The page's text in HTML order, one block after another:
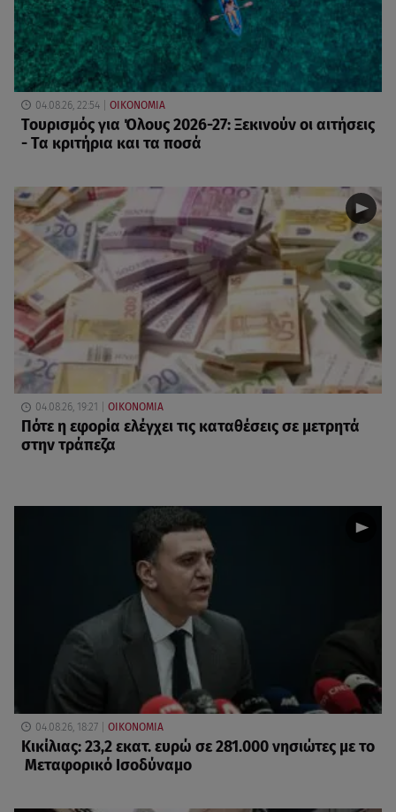
04.08.26, 22:54 ΟΙΚΟΝΟΜΙΑ
Τουρισμός για Όλους 2026-27: Ξεκινούν οι αιτήσεις
- Τα κριτήρια και τα ποσά
04.08.26, 19:21 ΟΙΚΟΝΟΜΙΑ
Πότε η εφορία ελέγχει τις καταθέσεις σε μετρητά
στην τράπεζα
04.08.26, 18:27 ΟΙΚΟΝΟΜΙΑ
Κικίλιας: 23,2 εκατ. ευρώ σε 281.000 νησιώτες με το
Μεταφορικό Ισοδύναμο